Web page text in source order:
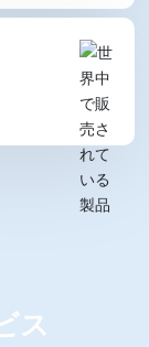
パーソナルケ
イトラグジュア
ズ包装ソリュ
事業はブティ
クス、木製ボ
な製品ライン
なソリューシ
ス